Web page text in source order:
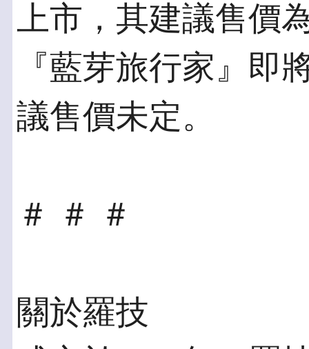
上市，其建議售價
『藍芽旅行家』即
議售價未定。
＃ ＃ ＃
關於羅技